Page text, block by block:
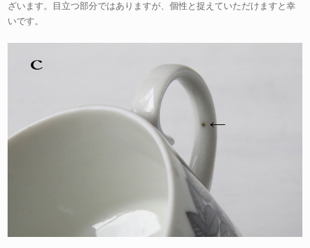
ざいます。目立つ部分ではありますが、個性と捉えていただけますと幸
いです。